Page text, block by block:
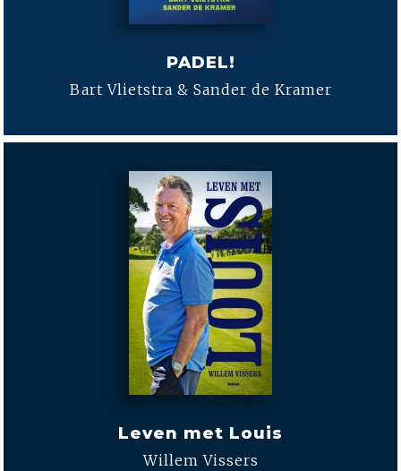
PADEL!
Bart Vlietstra & Sander de Kramer
Leven met Louis
Willem Vissers